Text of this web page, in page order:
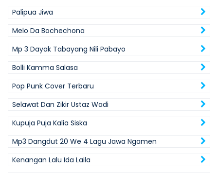
Palipua Jiwa
Melo Da Bochechona
Mp 3 Dayak Tabayang Nili Pabayo
Bolli Kamma Salasa
Pop Punk Cover Terbaru
Selawat Dan Zikir Ustaz Wadi
Kupuja Puja Kalia Siska
Mp3 Dangdut 20 We 4 Lagu Jawa Ngamen
Kenangan Lalu Ida Laila